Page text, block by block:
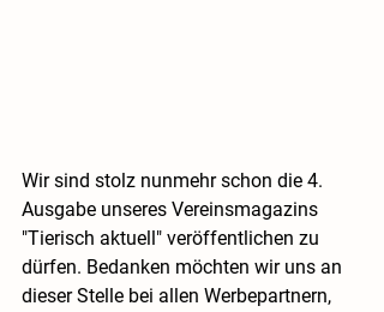
Wir sind stolz nunmehr schon die 4.
Ausgabe unseres Vereinsmagazins
"Tierisch aktuell" veröffentlichen zu
dürfen. Bedanken möchten wir uns an
dieser Stelle bei allen Werbepartnern,